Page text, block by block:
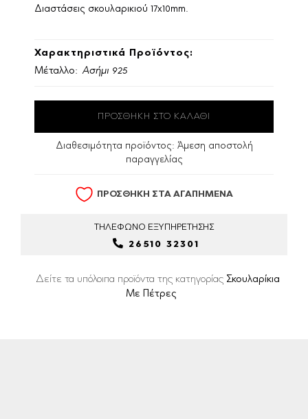
Διαστάσεις σκουλαρικιού 17x10mm.
Χαρακτηριστικά Προϊόντος:
Μέταλλο: Ασήμι 925
Διαθεσιμότητα προϊόντος: Άμεση αποστολή
παραγγελίας
ΠΡΟΣΘΗΚΗ ΣΤΑ ΑΓΑΠΗΜΕΝΑ
ΤΗΛΕΦΩΝΟ ΕΞΥΠΗΡΕΤΗΣΗΣ
26510 32301
Δείτε τα υπόλοιπα προϊόντα της κατηγορίας Σκουλαρίκια
Με Πέτρες